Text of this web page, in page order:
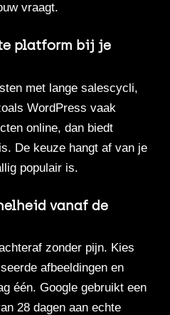
vraagt.
platform bij je
met lange salescycli,
WordPress vaak
online, dan biedt
De keuze hangt af van je
populair is.
vanaf de
zonder pijn. Kies
afbeeldingen en
één. Google gebruikt een
28 dagen aan echte